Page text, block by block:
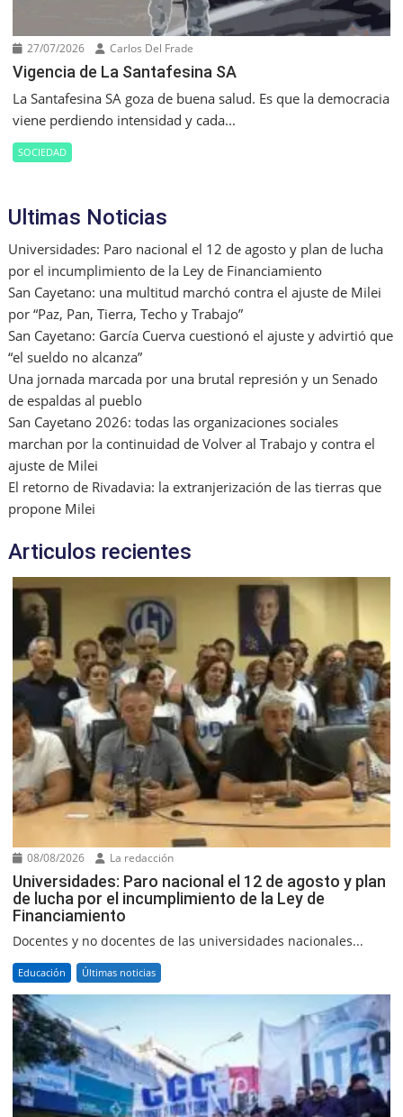
27/07/2026 Carlos Del Frade
Vigencia de La Santafesina SA
La Santafesina SA goza de buena salud. Es que la democracia
viene perdiendo intensidad y cada...
SOCIEDAD
Ultimas Noticias
Universidades: Paro nacional el 12 de agosto y plan de lucha
por el incumplimiento de la Ley de Financiamiento
San Cayetano: una multitud marchó contra el ajuste de Milei
por “Paz, Pan, Tierra, Techo y Trabajo”
San Cayetano: García Cuerva cuestionó el ajuste y advirtió que
“el sueldo no alcanza”
Una jornada marcada por una brutal represión y un Senado
de espaldas al pueblo
San Cayetano 2026: todas las organizaciones sociales
marchan por la continuidad de Volver al Trabajo y contra el
ajuste de Milei
El retorno de Rivadavia: la extranjerización de las tierras que
propone Milei
Articulos recientes
08/08/2026 La redacción
Universidades: Paro nacional el 12 de agosto y plan
de lucha por el incumplimiento de la Ley de
Financiamiento
Docentes y no docentes de las universidades nacionales...
Educación Últimas noticias